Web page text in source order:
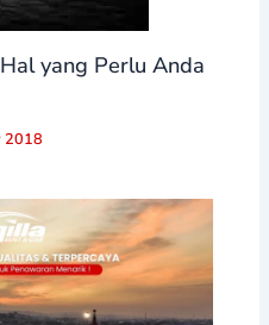
yang Perlu Anda
2018